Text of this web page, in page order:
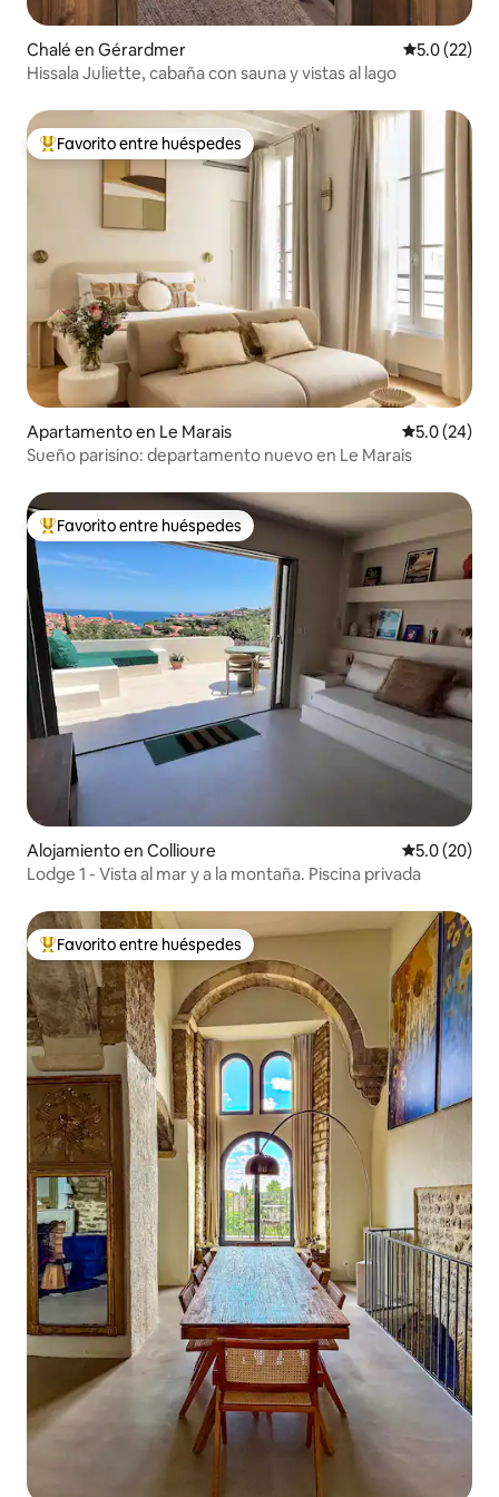
Chalé en Gérardmer Calificación
5.0 (22)
Hissala Juliette, cabaña con sauna y vistas al lago
Favorito entre huéspedes preferido
Favorito entre huéspedes
Apartamento en Le Marais Calificación
5.0 (24)
Sueño parisino: departamento nuevo en Le Marais
Favorito entre huéspedes preferido
Favorito entre huéspedes
Alojamiento en Collioure Calificación
5.0 (20)
Lodge 1 - Vista al mar y a la montaña. Piscina privada
Favorito entre huéspedes preferido
Favorito entre huéspedes